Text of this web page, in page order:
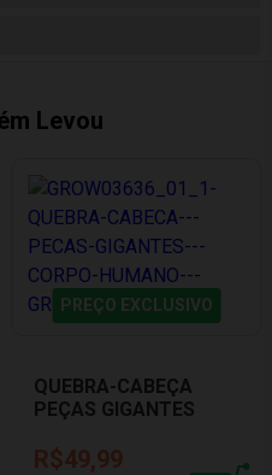
Levou
PREÇO EXCLUSIVO
QUEBRA-CABEÇA
PEÇAS GIGANTES
GROW 03636
R$49,99